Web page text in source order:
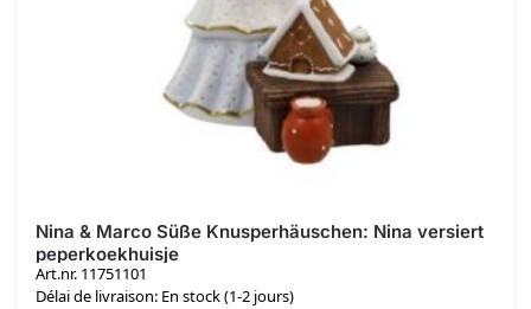
Nina & Marco Süße Knusperhäuschen: Nina versiert
peperkoekhuisje
Art.nr. 11751101
Délai de livraison: En stock (1-2 jours)